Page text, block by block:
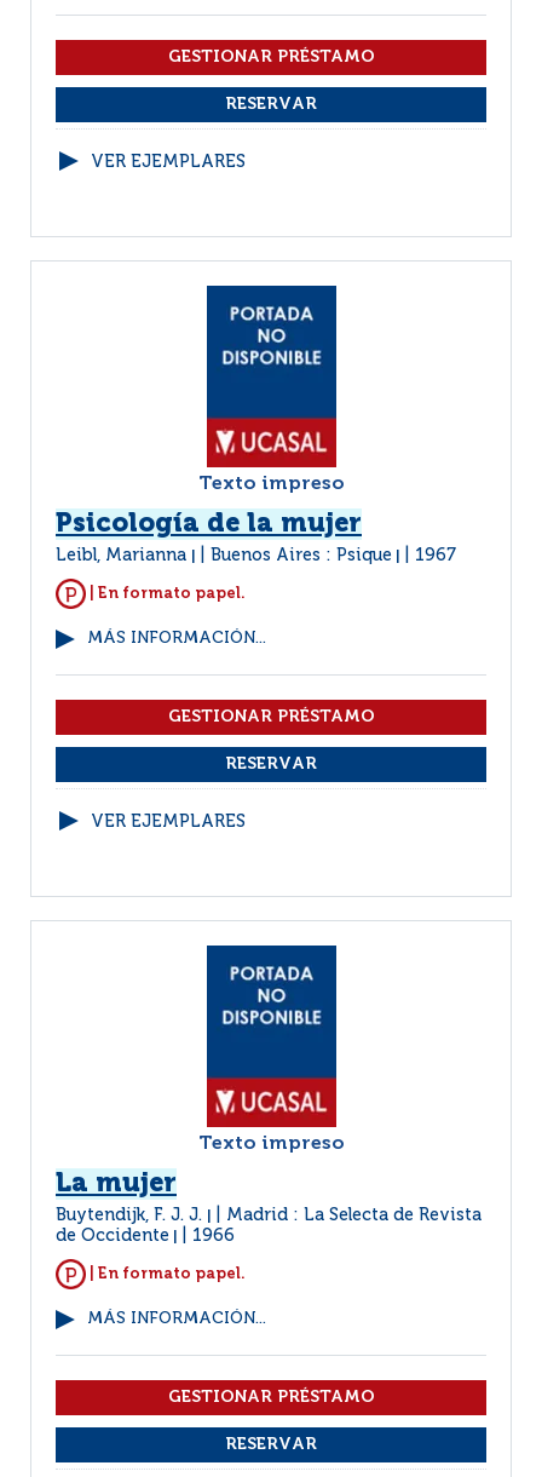
VER EJEMPLARES
Texto impreso
Psicología de la mujer
Leibl, Marianna Buenos Aires : Psique 1967
| En formato papel.
MÁS INFORMACIÓN...
VER EJEMPLARES
Texto impreso
La mujer
Buytendijk, F. J. J.
Madrid : La Selecta de Revista
de Occidente
1966
| En formato papel.
MÁS INFORMACIÓN...